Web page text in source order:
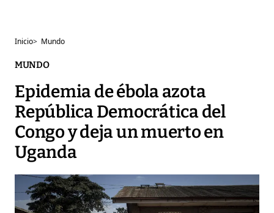
Inicio> Mundo
MUNDO
Epidemia de ébola azota
República Democrática del
Congo y deja un muerto en
Uganda